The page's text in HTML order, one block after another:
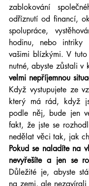
zablokování
odříznutí od financí,
spolupráce,
hodinu, nebo intriky
vašimi blízkými. V
nutné, abyste zůstali v
velmi nepříjemnou
Když vystupujete ze
který má rád, když
podle něj, bude jen
fakt, že jste se
Pokud se naladíte na
nevyřešíte a jen se
Důležité je, abyste
na zemi, ale